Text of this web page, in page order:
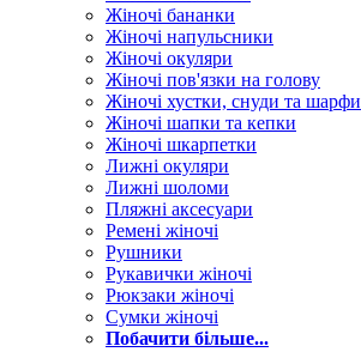
Жіночі бананки
Жіночі напульсники
Жіночі окуляри
Жіночі пов'язки на голову
Жіночі хустки, снуди та шарфи
Жіночі шапки та кепки
Жіночі шкарпетки
Лижні окуляри
Лижні шоломи
Пляжні аксесуари
Ремені жіночі
Рушники
Рукавички жіночі
Рюкзаки жіночі
Сумки жіночі
Побачити більше...